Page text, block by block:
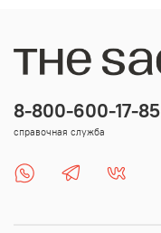
8-800-600-17-85
справочная служба